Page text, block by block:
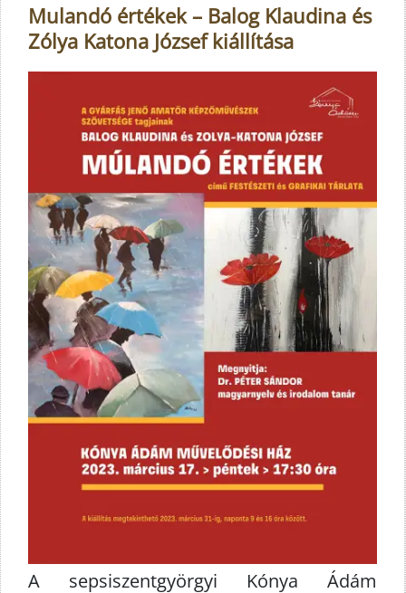
Mulandó értékek – Balog Klaudina és
Zólya Katona József kiállítása
A sepsiszentgyörgyi Kónya Ádám